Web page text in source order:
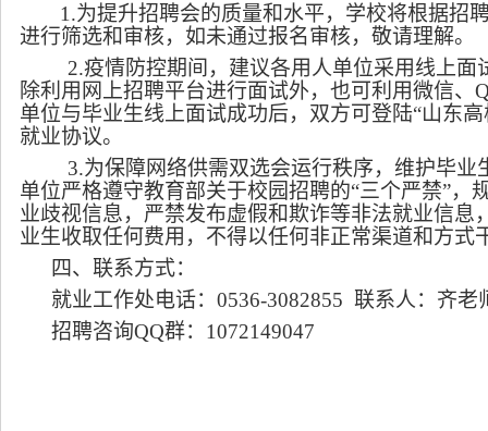
1.为提升招聘会的质量和水平，学校将根据招
进行筛选和审核，如未通过报名审核，敬请理解。
2.疫情防控期间，建议各用人单位采用线上面
除利用网上招聘平台进行面试外，也可利用微信、
单位与毕业生线上面试成功后，双方可登陆“山东
就业协议。
3.为保障网络供需双选会运行秩序，维护毕业
单位严格遵守教育部关于校园招聘的“三个严禁”，
业歧视信息，严禁发布虚假和欺诈等非法就业信息
业生收取任何费用，不得以任何非正常渠道和方式
四、联系方式：
就业工作处电话：0536-3082855 联系人：齐老
招聘咨询QQ群： 1072149047